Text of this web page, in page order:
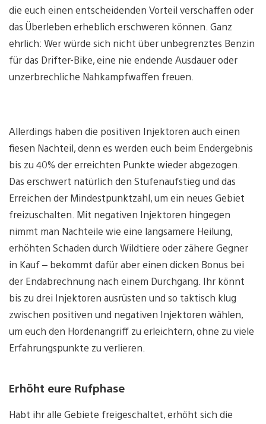
die euch einen entscheidenden Vorteil verschaffen oder
das Überleben erheblich erschweren können. Ganz
ehrlich: Wer würde sich nicht über unbegrenztes Benzin
für das Drifter-Bike, eine nie endende Ausdauer oder
unzerbrechliche Nahkampfwaffen freuen.
Allerdings haben die positiven Injektoren auch einen
fiesen Nachteil, denn es werden euch beim Endergebnis
bis zu 40% der erreichten Punkte wieder abgezogen.
Das erschwert natürlich den Stufenaufstieg und das
Erreichen der Mindestpunktzahl, um ein neues Gebiet
freizuschalten. Mit negativen Injektoren hingegen
nimmt man Nachteile wie eine langsamere Heilung,
erhöhten Schaden durch Wildtiere oder zähere Gegner
in Kauf – bekommt dafür aber einen dicken Bonus bei
der Endabrechnung nach einem Durchgang. Ihr könnt
bis zu drei Injektoren ausrüsten und so taktisch klug
zwischen positiven und negativen Injektoren wählen,
um euch den Hordenangriff zu erleichtern, ohne zu viele
Erfahrungspunkte zu verlieren.
Erhöht eure Rufphase
Habt ihr alle Gebiete freigeschaltet, erhöht sich die